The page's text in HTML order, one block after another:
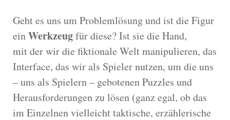
Geht es uns um Problemlösung und ist die Figur
einWerkzeugfür diese? Ist sie die Hand,
mit der wir die fiktionale Welt manipulieren, das
Interface, das wir als Spieler nutzen, um die uns
– uns als Spielern – gebotenen Puzzles und
Herausforderungen zu lösen (ganz egal, ob das
im Einzelnen vielleicht taktische, erzählerische